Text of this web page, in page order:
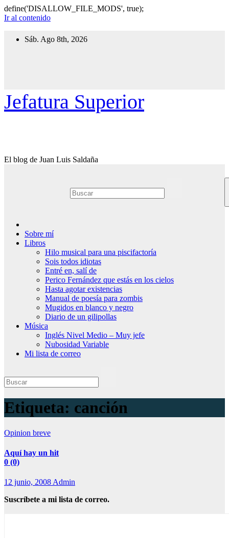
define('DISALLOW_FILE_MODS', true);
Ir al contenido
Sáb. Ago 8th, 2026
Jefatura Superior
El blog de Juan Luis Saldaña
Sobre mí
Libros
Hilo musical para una piscifactoría
Sois todos idiotas
Entré en, salí de
Perico Fernández que estás en los cielos
Hasta agotar existencias
Manual de poesía para zombis
Mugidos en blanco y negro
Diario de un gilipollas
Música
Inglés Nivel Medio – Muy jefe
Nubosidad Variable
Mi lista de correo
Etiqueta: canción
Opinion breve
Aquí hay un hit
0 (0)
12 junio, 2008Admin
Suscríbete a mi lista de correo.